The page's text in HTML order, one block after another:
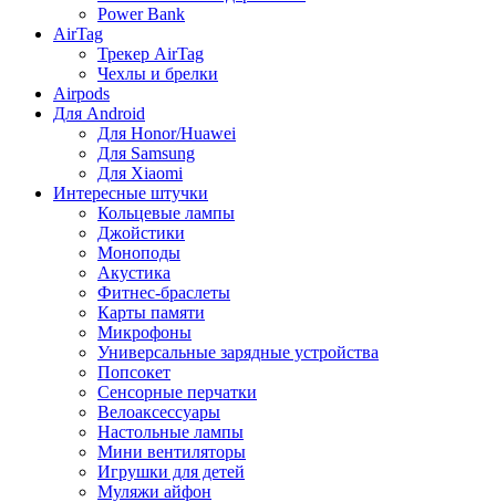
Power Bank
AirTag
Трекер AirTag
Чехлы и брелки
Airpods
Для Android
Для Honor/Huawei
Для Samsung
Для Xiaomi
Интересные штучки
Кольцевые лампы
Джойстики
Моноподы
Акустика
Фитнес-браслеты
Карты памяти
Микрофоны
Универсальные зарядные устройства
Попсокет
Сенсорные перчатки
Велоаксессуары
Настольные лампы
Мини вентиляторы
Игрушки для детей
Муляжи айфон